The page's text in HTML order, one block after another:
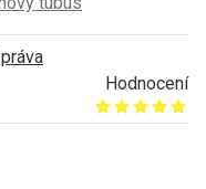
Hodnocení
Give it 1/5
Give it 2/5
Give it 3/5
Give it 4/5
Give it 5/5